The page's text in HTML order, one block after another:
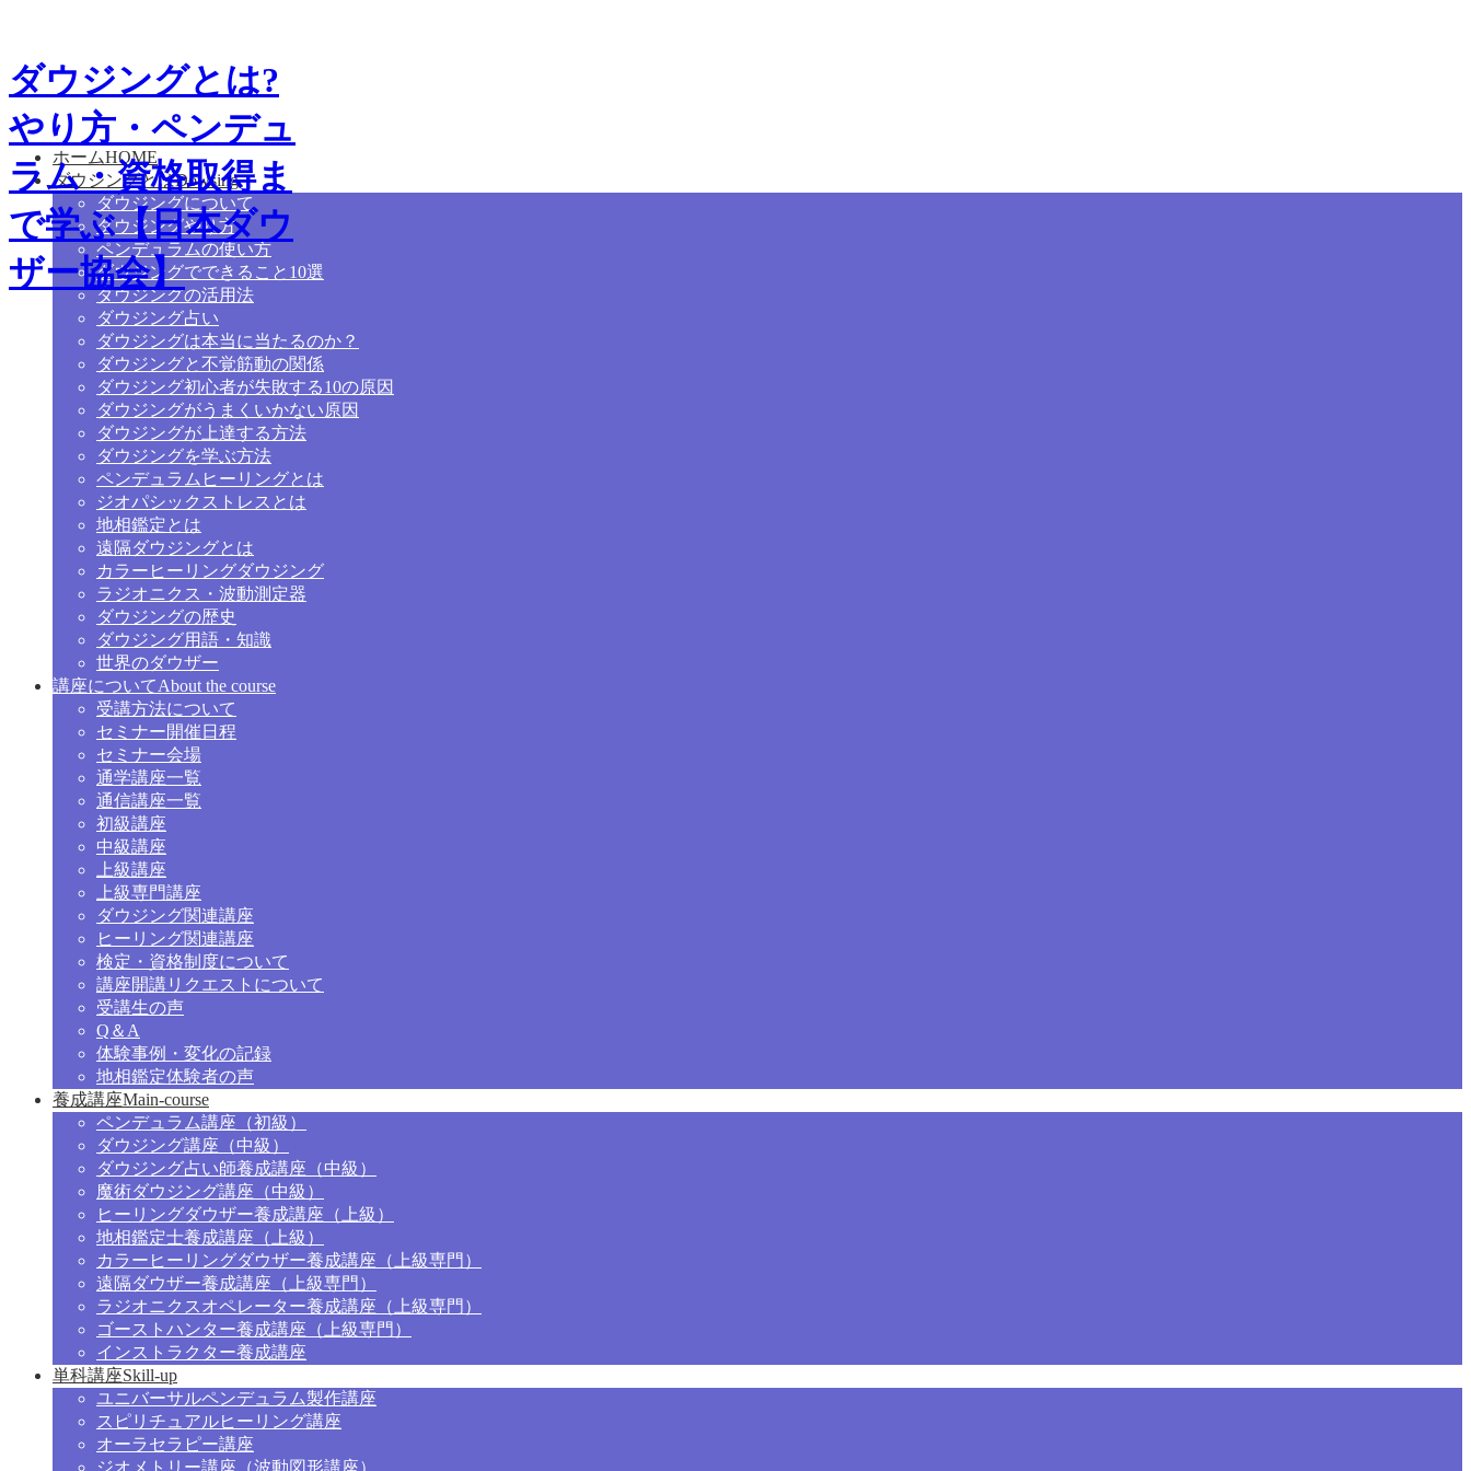
ダウジングとは?
やり方・ペンデュ
ラム・資格取得ま
で学ぶ【日本ダウ
ザー協会】
ホームHOME
ダウジングとはDowsing
ダウジングについて
ダウジングやり方
ペンデュラムの使い方
ダウジングでできること10選
ダウジングの活用法
ダウジング占い
ダウジングは本当に当たるのか？
ダウジングと不覚筋動の関係
ダウジング初心者が失敗する10の原因
ダウジングがうまくいかない原因
ダウジングが上達する方法
ダウジングを学ぶ方法
ペンデュラムヒーリングとは
ジオパシックストレスとは
地相鑑定とは
遠隔ダウジングとは
カラーヒーリングダウジング
ラジオニクス・波動測定器
ダウジングの歴史
ダウジング用語・知識
世界のダウザー
講座についてAbout the course
受講方法について
セミナー開催日程
セミナー会場
通学講座一覧
通信講座一覧
初級講座
中級講座
上級講座
上級専門講座
ダウジング関連講座
ヒーリング関連講座
検定・資格制度について
講座開講リクエストについて
受講生の声
Q＆A
体験事例・変化の記録
地相鑑定体験者の声
養成講座Main-course
ペンデュラム講座（初級）
ダウジング講座（中級）
ダウジング占い師養成講座（中級）
魔術ダウジング講座（中級）
ヒーリングダウザー養成講座（上級）
地相鑑定士養成講座（上級）
カラーヒーリングダウザー養成講座（上級専門）
遠隔ダウザー養成講座（上級専門）
ラジオニクスオペレーター養成講座（上級専門）
ゴーストハンター養成講座（上級専門）
インストラクター養成講座
単科講座Skill-up
ユニバーサルペンデュラム製作講座
スピリチュアルヒーリング講座
オーラセラピー講座
ジオメトリー講座（波動図形講座）